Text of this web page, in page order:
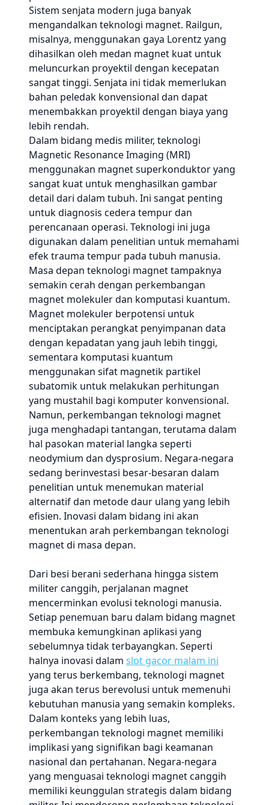
Sistem senjata modern juga banyak
mengandalkan teknologi magnet. Railgun,
misalnya, menggunakan gaya Lorentz yang
dihasilkan oleh medan magnet kuat untuk
meluncurkan proyektil dengan kecepatan
sangat tinggi. Senjata ini tidak memerlukan
bahan peledak konvensional dan dapat
menembakkan proyektil dengan biaya yang
lebih rendah.
Dalam bidang medis militer, teknologi
Magnetic Resonance Imaging (MRI)
menggunakan magnet superkonduktor yang
sangat kuat untuk menghasilkan gambar
detail dari dalam tubuh. Ini sangat penting
untuk diagnosis cedera tempur dan
perencanaan operasi. Teknologi ini juga
digunakan dalam penelitian untuk memahami
efek trauma tempur pada tubuh manusia.
Masa depan teknologi magnet tampaknya
semakin cerah dengan perkembangan
magnet molekuler dan komputasi kuantum.
Magnet molekuler berpotensi untuk
menciptakan perangkat penyimpanan data
dengan kepadatan yang jauh lebih tinggi,
sementara komputasi kuantum
menggunakan sifat magnetik partikel
subatomik untuk melakukan perhitungan
yang mustahil bagi komputer konvensional.
Namun, perkembangan teknologi magnet
juga menghadapi tantangan, terutama dalam
hal pasokan material langka seperti
neodymium dan dysprosium. Negara-negara
sedang berinvestasi besar-besaran dalam
penelitian untuk menemukan material
alternatif dan metode daur ulang yang lebih
efisien. Inovasi dalam bidang ini akan
menentukan arah perkembangan teknologi
magnet di masa depan.
Dari besi berani sederhana hingga sistem
militer canggih, perjalanan magnet
mencerminkan evolusi teknologi manusia.
Setiap penemuan baru dalam bidang magnet
membuka kemungkinan aplikasi yang
sebelumnya tidak terbayangkan. Seperti
halnya inovasi dalam slot gacor malam ini
yang terus berkembang, teknologi magnet
juga akan terus berevolusi untuk memenuhi
kebutuhan manusia yang semakin kompleks.
Dalam konteks yang lebih luas,
perkembangan teknologi magnet memiliki
implikasi yang signifikan bagi keamanan
nasional dan pertahanan. Negara-negara
yang menguasai teknologi magnet canggih
memiliki keunggulan strategis dalam bidang